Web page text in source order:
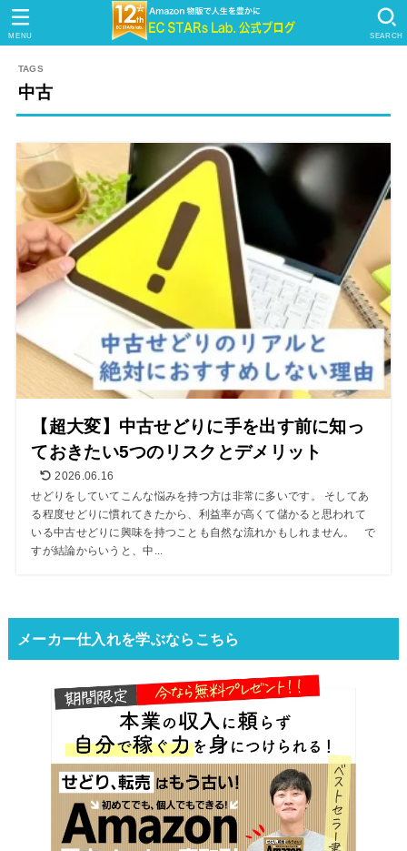
SEARCH
MENU
中古
【超大変】中古せどりに手を出す前に知っ
ておきたい5つのリスクとデメリット
2026.06.16
せどりをしていてこんな悩みを持つ方は非常に多いです。 そしてあ
る程度せどりに慣れてきたから、利益率が高くて儲かると思われて
いる中古せどりに興味を持つことも自然な流れかもしれません。 で
すが結論からいうと、中...
メーカー仕入れを学ぶならこちら